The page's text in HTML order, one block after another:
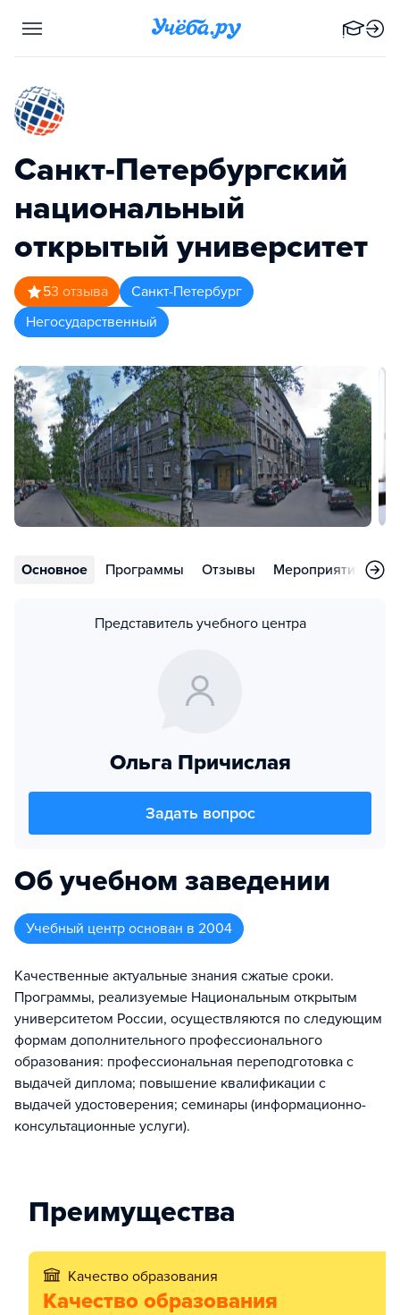
Санкт-Петербургский
национальный
открытый университет
53 отзыва
Санкт-Петербург
Негосударственный
Основное Программы Отзывы Мероприятия
Представитель учебного центра
Ольга Причислая
Задать вопрос
Об учебном заведении
Учебный центр основан в 2004
Качественные актуальные знания сжатые сроки.
Программы, реализуемые Национальным открытым
университетом России, осуществляются по следующим
формам дополнительного профессионального
образования: профессиональная переподготовка с
выдачей диплома; повышение квалификации с
выдачей удостоверения; семинары (информационно-
консультационные услуги).
Преимущества
Качество образования
Качество образования